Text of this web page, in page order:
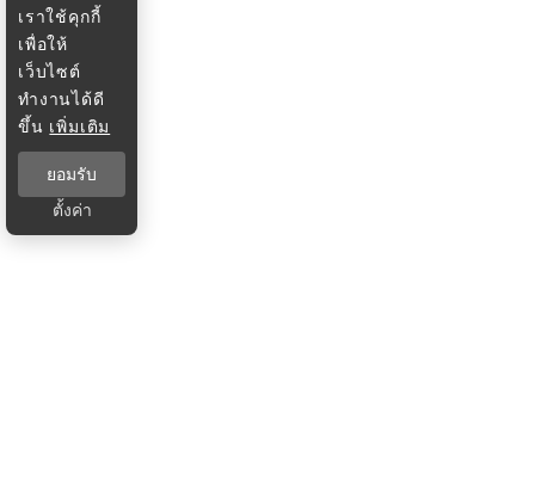
เราใช้คุกกี้
เพื่อให้
เว็บไซต์
ทำงานได้ดี
ขึ้น เพิ่มเติม
ยอมรับ
ตั้งค่า